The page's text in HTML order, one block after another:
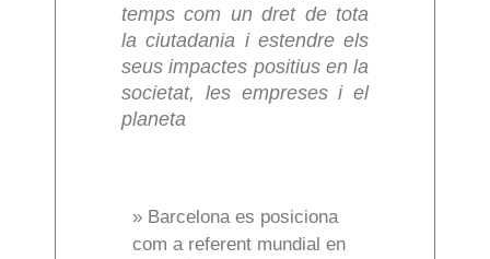
temps com un dret de tota
la ciutadania i estendre els
seus impactes positius en la
societat, les empreses i el
planeta
» Barcelona es posiciona
com a referent mundial en